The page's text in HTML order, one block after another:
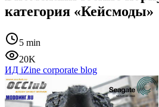
категория «Кейсмоды»
5 min
20K
ИД iZine corporate blog